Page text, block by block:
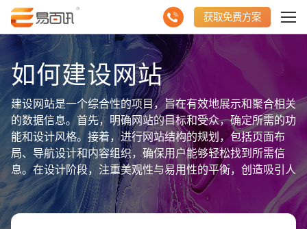
获取免费方案
如何建设网站
建设网站是一个综合性的项目，旨在有效地展示和聚合相关
的数据信息。首先，明确网站的目标和受众，确定所需的功
能和设计风格。接着，进行网站结构的规划，包括页面布
局、导航设计和内容组织，确保用户能够轻松找到所需信
息。在设计阶段，注重美观性与易用性的平衡，创造吸引人
的视觉效果并提供良好的用户体验。随后，进行网站的开发
与编码，实现设计稿中的各项功能和交互效果。同时，确保
网站的响应式设计，使其在不同设备和屏幕尺寸上都能正常